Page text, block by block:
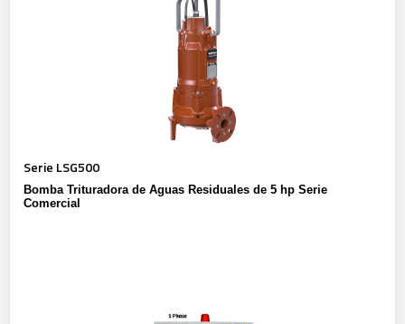
Serie LSG500
Bomba Trituradora de Aguas Residuales de 5 hp Serie
Comercial